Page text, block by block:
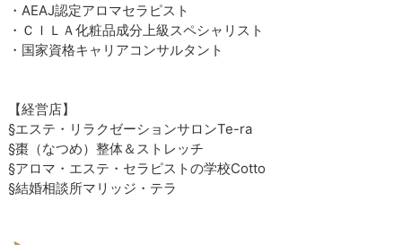
・AEAJ認定アロマセラピスト
・ＣＩＬＡ化粧品成分上級スペシャリスト
​・国家資格キャリアコンサルタント
【経営店】
§エステ・リラクゼーションサロンTe-ra
§棗（なつめ）整体＆ストレッチ
§アロマ・エステ・セラピストの学校Cotto
§結婚相談所マリッジ・テラ